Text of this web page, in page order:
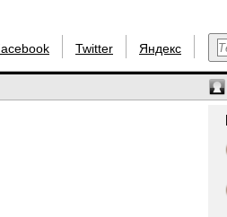
Twitter Яндекс